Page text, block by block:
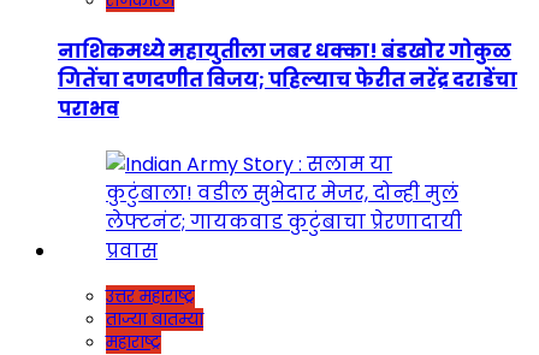
नाशिकमध्ये महायुतीला जबर धक्का! बंडखोर गोकुळ
गितेंचा दणदणीत विजय; पहिल्याच फेरीत नरेंद्र दराडेंचा
पराभव
उत्तर महाराष्ट्र
ताज्या बातम्या
महाराष्ट्र